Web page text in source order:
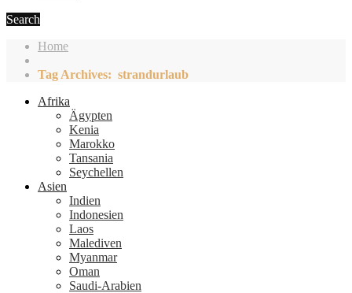
Search
Home
Tag Archives: strandurlaub
Afrika
Ägypten
Kenia
Marokko
Tansania
Seychellen
Asien
Indien
Indonesien
Laos
Malediven
Myanmar
Oman
Saudi-Arabien